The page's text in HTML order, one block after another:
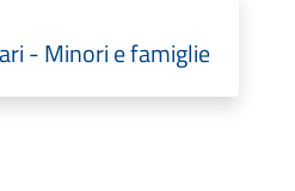
- Minori e famiglie